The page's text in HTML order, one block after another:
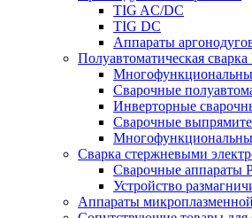
TIG AC/DC
TIG DC
Аппараты
Полуавтоматическая
Сварочные
Инверторные
Сварочные
Сварка стержневыми
Сварочные аппараты
Устройство
Аппараты